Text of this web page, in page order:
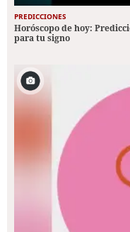
PREDICCIONES
Horóscopo de hoy:
para tu signo